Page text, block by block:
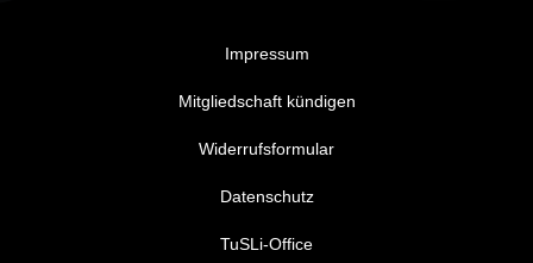
Impressum
Mitgliedschaft kündigen
Widerrufsformular
Datenschutz
TuSLi-Office